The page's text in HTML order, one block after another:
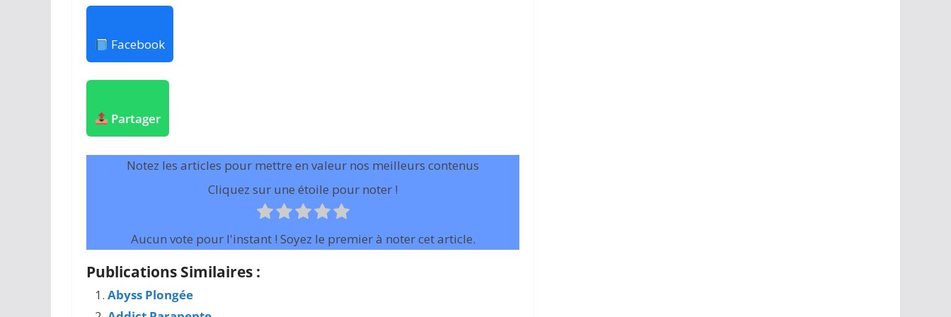
Facebook
Partager
Notez les articles pour mettre en valeur nos meilleurs contenus
Cliquez sur une étoile pour noter !
Aucun vote pour l'instant ! Soyez le premier à noter cet article.
Publications Similaires :
Abyss Plongée